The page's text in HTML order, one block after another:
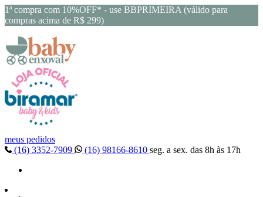
1ª compra com 10%OFF* - use BBPRIMEIRA (válido para
compras acima de R$ 299)
meus pedidos
(16) 3352-7909
(16) 98166-8610 seg. a sex. das 8h às 17h